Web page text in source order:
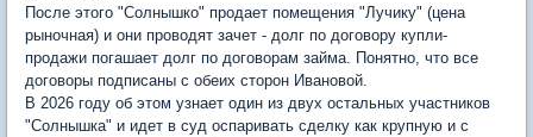
После этого "Солнышко" продает помещения "Лучику" (цена
рыночная) и они проводят зачет - долг по договору купли-
продажи погашает долг по договорам займа. Понятно, что все
договоры подписаны с обеих сторон Ивановой.
В 2026 году об этом узнает один из двух остальных участников
"Солнышка" и идет в суд оспаривать сделку как крупную и с